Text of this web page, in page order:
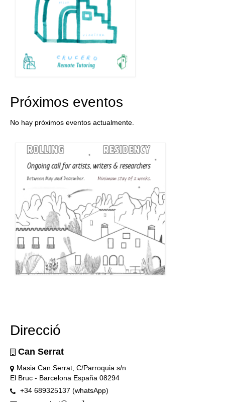
Próximos eventos
No hay próximos eventos actualmente.
Direcció
Can Serrat
Masia Can Serrat, C/Parroquia s/n
El Bruc - Barcelona España 08294
+34 689325137 (whatsApp)